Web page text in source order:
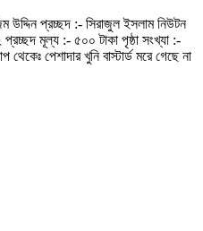
উদ্দিন প্রচ্ছদ :- সিরাজুল ইসলাম নিউটন
মূল্য :- ৫০০ টাকা পৃষ্ঠা সংখ্যা :-
পেশাদার খুনি বাস্টার্ড মরে গেছে না